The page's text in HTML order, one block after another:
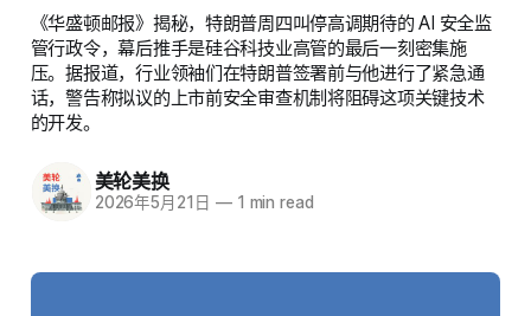
《华盛顿邮报》揭秘，特朗普周四叫停高调期待的 AI 安全监
管行政令，幕后推手是硅谷科技业高管的最后一刻密集施
压。据报道，行业领袖们在特朗普签署前与他进行了紧急通
话，警告称拟议的上市前安全审查机制将阻碍这项关键技术
的开发。
美轮美换
2026年5月21日 —1 min read